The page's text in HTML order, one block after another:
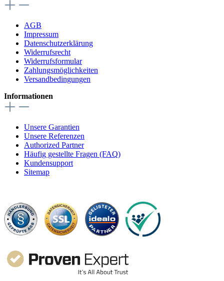
AGB
Impressum
Datenschutzerklärung
Widerrufsrecht
Widerrufsformular
Zahlungsmöglichkeiten
Versandbedingungen
Informationen
Unsere Garantien
Unsere Referenzen
Authorized Partner
Häufig gestellte Fragen (FAQ)
Kundensupport
Sitemap